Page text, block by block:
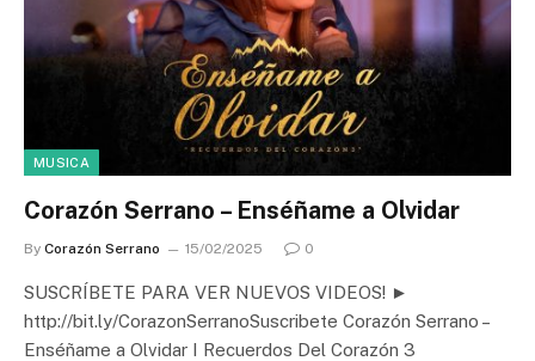
MUSICA
Corazón Serrano – Enséñame a Olvidar
By Corazón Serrano 15/02/2025 0
SUSCRÍBETE PARA VER NUEVOS VIDEOS! ►
http://bit.ly/CorazonSerranoSuscribete Corazón Serrano –
Enséñame a Olvidar I Recuerdos Del Corazón 3